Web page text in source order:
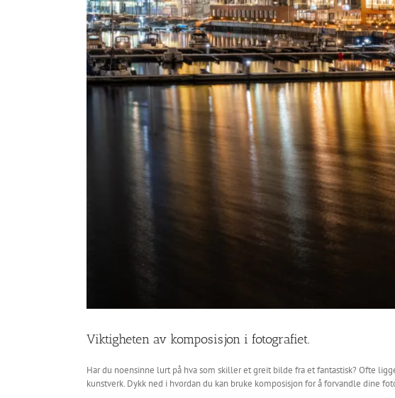
Viktigheten av komposisjon i fotografiet.
Har du noensinne lurt på hva som skiller et greit bilde fra et fantastisk? Ofte
kunstverk. Dykk ned i hvordan du kan bruke komposisjon for å forvandle dine